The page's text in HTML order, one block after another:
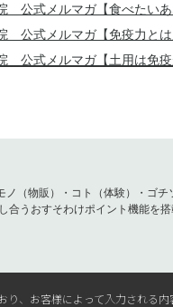
公式メルマガ【食べたいあ
公式メルマガ【免疫力とは
公式メルマガ【土用は免疫
ノ（物販）・コト（体験）・ゴ
合うおすそわけポイント機能を
、お客様によって入力される